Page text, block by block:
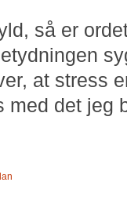
så er
at stress
med det jeg